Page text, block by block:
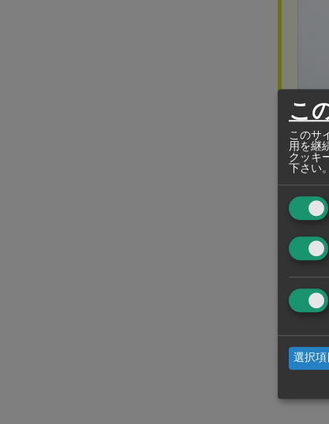
高橋
「こ
実
れた
同省は
ルでの
こ
このサ
用を継
クッキ
下さい。
選択項